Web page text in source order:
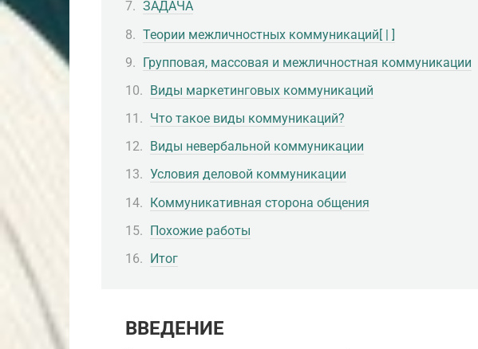
ЗАДАЧА
Теории межличностных коммуникаций[ | ]
Групповая, массовая и межличностная коммуникации
Виды маркетинговых коммуникаций
Что такое виды коммуникаций?
Виды невербальной коммуникации
Условия деловой коммуникации
Коммуникативная сторона общения
Похожие работы
Итог
ВВЕДЕНИЕ